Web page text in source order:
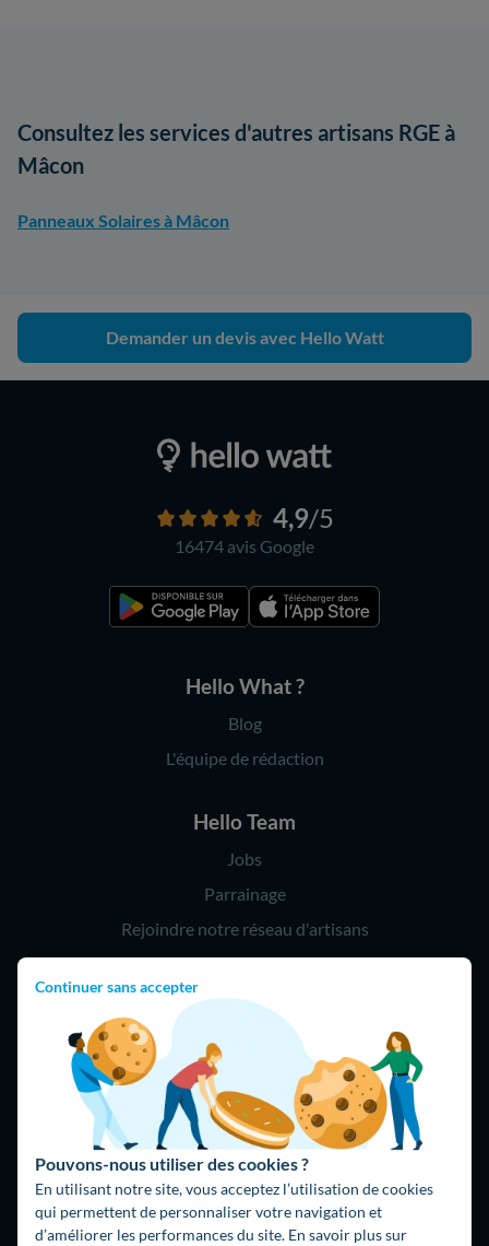
Continuer sans accepter
Pouvons-nous utiliser des cookies ?
En utilisant notre site, vous acceptez l’utilisation de cookies
qui permettent de personnaliser votre navigation et
d’améliorer les performances du site. En savoir plus sur
Consultez les services d'autres artisans RGE à
Mâcon
Panneaux Solaires à Mâcon
Demander un devis avec Hello Watt
4,9/5
16474 avis Google
Hello What ?
Blog
L'équipe de rédaction
Hello Team
Jobs
Parrainage
Rejoindre notre réseau d'artisans
Hello !
09 75 18 60 60
(8h-21h)
75018 Paris